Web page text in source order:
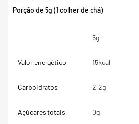
Porção de 5g (1 colher de chá)
5g
Valor energético 15kcal
Carboidratos 2,2g
Açúcares totais 0g